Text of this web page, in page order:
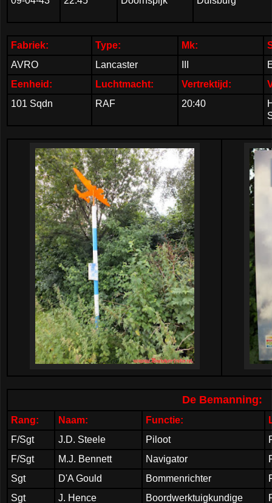
Fabriek: Type: Mk:
AVRO
Lancaster
Eenheid:
Luchtmacht: Vertrektijd:
101 Sqdn
RAF 20:40
De Bemanning:
Rang: Naam: Functie:
F/Sgt
J.D. Steele Piloot
F/Sgt
M.J. Bennett Navigator
Sgt
D'A Gould Bommenrichter
Sgt
J. Hence Boordwerktuigkundige